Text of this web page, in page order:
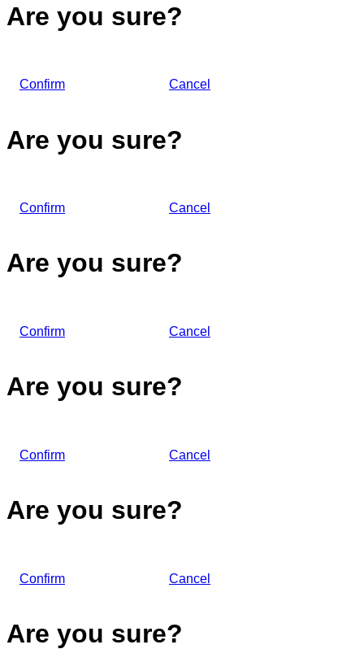
Are you sure?
Confirm Cancel
Are you sure?
Confirm Cancel
Are you sure?
Confirm Cancel
Are you sure?
Confirm Cancel
Are you sure?
Confirm Cancel
Are you sure?